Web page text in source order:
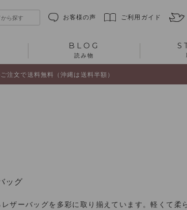
お客様の声 ご利用ガイド
BLOG
読み物
注文で送料無料（沖縄は送料半額）
ッグ
ザーバッグを多彩に取り揃えています。軽くて柔